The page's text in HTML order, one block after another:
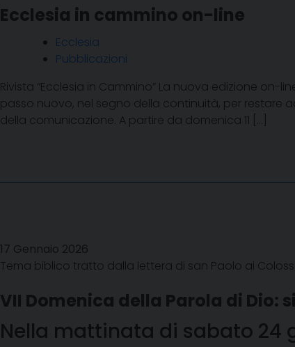
Ecclesia in cammino on-line
Ecclesia
Pubblicazioni
Rivista “Ecclesia in Cammino” La nuova edizione
passo nuovo, nel segno della continuità, per restare
della comunicazione. A partire da domenica 11 […]
17 Gennaio 2026
Tema biblico tratto dalla lettera di san Paolo ai
VII Domenica della Parola di Dio:
Nella mattinata di sabato 24